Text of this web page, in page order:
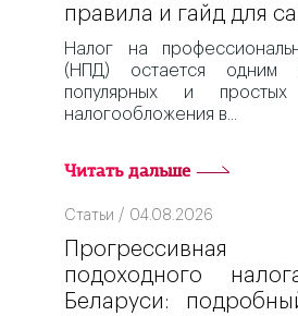
правила и гайд для
Налог на
(НПД) остается одним
популярных и
налогообложения в
Читать дальше
Статьи / 04.08.2026
подоходного
Беларуси: